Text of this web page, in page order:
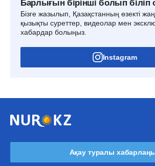
Барлығын бірінші болып
Бізге жазылып, Қазақстанның өзекті
қызықты суреттер, видеолар мен
хабардар болыңыз.
Instagram
Ақау туралы